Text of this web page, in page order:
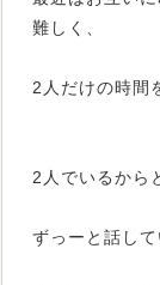
難しく、
2人だけの時間
2人でいるから
ずっーと話し